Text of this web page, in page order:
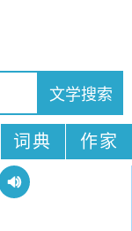
词典 作家